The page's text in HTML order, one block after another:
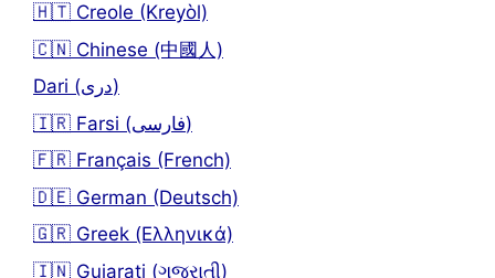
🇭🇹 Creole (Kreyòl)
🇨🇳 Chinese (中國人)
Dari (دری)
🇮🇷 Farsi (فارسی)
🇫🇷 Français (French)
🇩🇪 German (Deutsch)
🇬🇷 Greek (Ελληνικά)
🇮🇳 Gujarati (ગુજરાતી)